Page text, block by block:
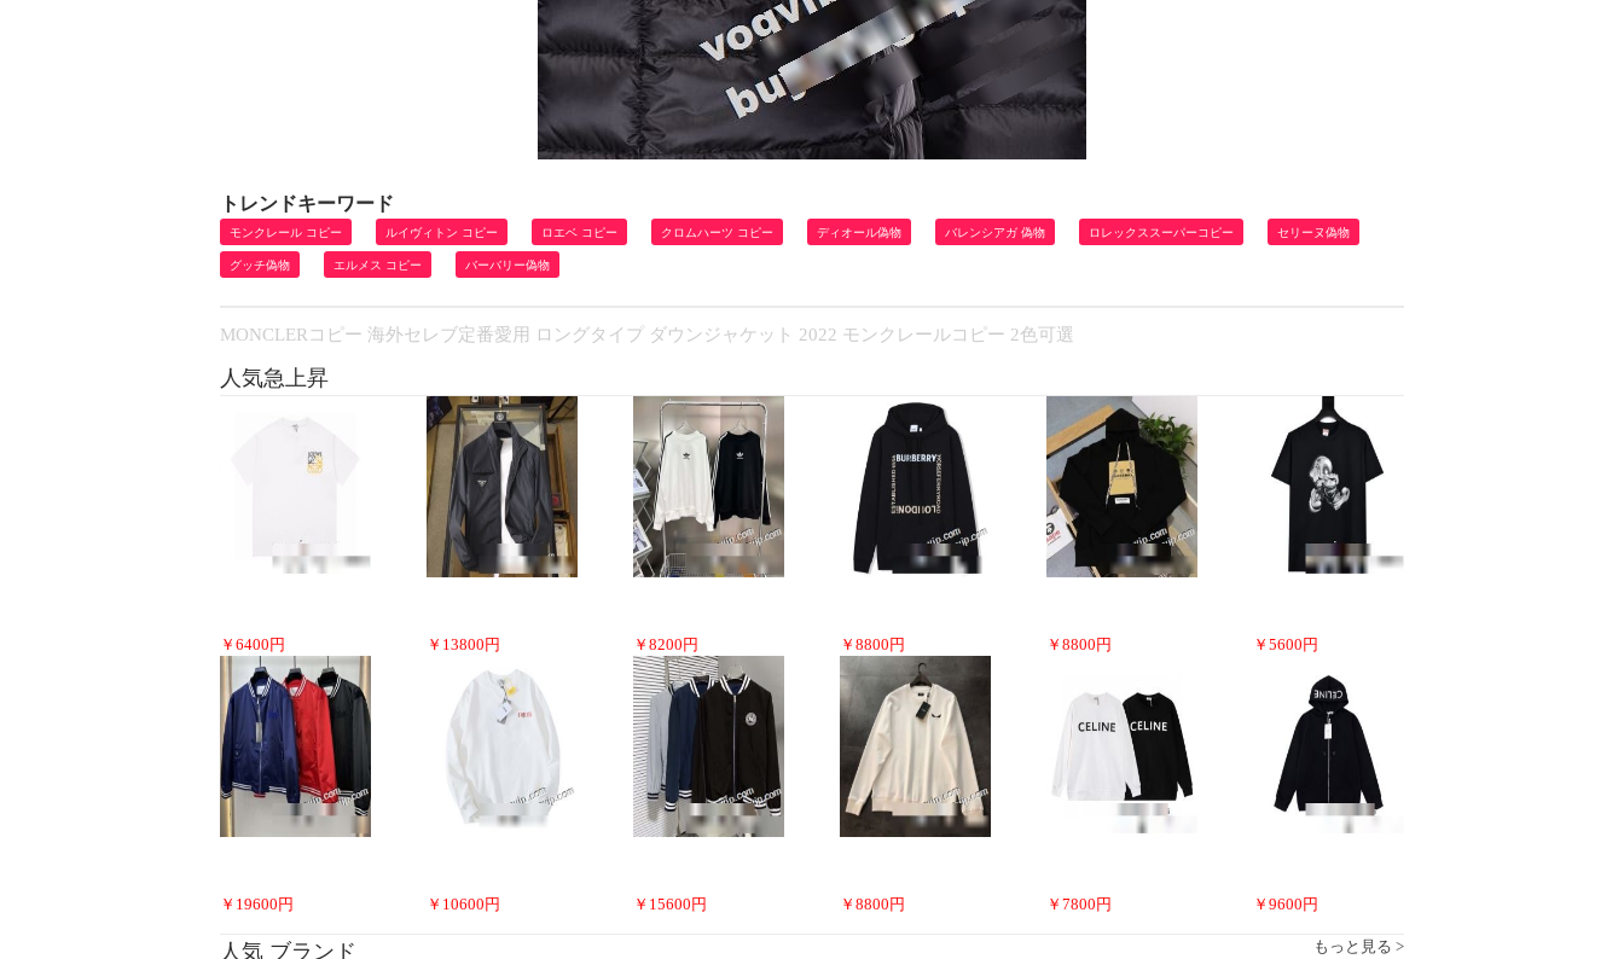
トレンドキーワード
モンクレール コピー ルイヴィトン コピー ロエベ コピー クロムハーツ コピー ディオール偽物 バレンシアガ 偽物 ロレックススーパーコピー セリーヌ偽物
グッチ偽物 エルメス コピー バーバリー偽物
MONCLERコピー 海外セレブ定番愛用 ロングタイプ ダウンジャケット 2022 モンクレールコピー 2色可選
人気急上昇
￥ 6400 円 ￥ 13800 円 ￥ 8200 円 ￥ 8800 円 ￥ 8800 円 ￥ 5600 円
￥ 19600 円 ￥ 10600 円 ￥ 15600 円 ￥ 8800 円 ￥ 7800 円 ￥ 9600 円
人気 ブランド もっと見る >